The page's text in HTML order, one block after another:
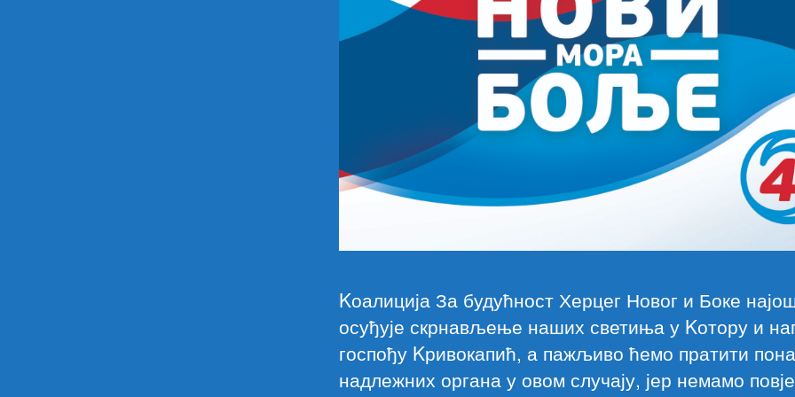
Kоалиција За будућност Херцег Новог и Боке
осуђује скрнављење наших светиња у Kотору и
госпођу Kривокапић, а пажљиво ћемо пратити
надлежних органа у овом случају, јер немамо